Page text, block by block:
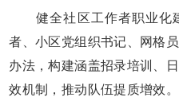
健全社区工作者职业化
者、小区党组织书记、网格
办法，构建涵盖招录培训、
效机制，推动队伍提质增效